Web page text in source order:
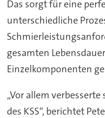
Das sorgt für eine
unterschiedliche
gesamten
Einzelkomponenten
„Vor allem
des KSS“, berichtet